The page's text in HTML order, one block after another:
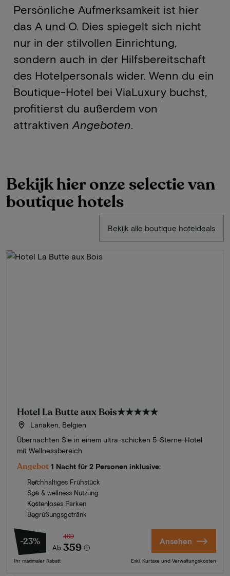
Persönliche Aufmerksamkeit ist hier
das A und O. Dies spiegelt sich nicht
nur in der stilvollen Einrichtung,
sondern auch in der Hilfsbereitschaft
des Hotelpersonals wider. Wenn du ein
Boutique-Hotel bei ViaLuxury buchst,
profitierst du außerdem von
attraktiven Angeboten
Bekijk hier onze selectie van
boutique hotels
Bekijk alle boutique hoteldeals
Hotel La Butte aux Bois★★★★★
Lanaken, Belgien
Übernachten Sie in einem ultra-schicken 5-Sterne-Hotel
mit Wellnessbereich
Angebot 1 Nacht für 2 Personen inklusive:
Reichhaltiges Frühstück
Spa & wellness Nutzung
Kostenloses Parken
Begrüßungsgetränk
-23%
Ab
469
359
Ihr maximaler Rabatt
Ansehen
Exkl. Kurtaxe und Verwaltungskosten